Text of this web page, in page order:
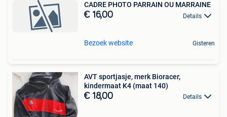
CADRE PHOTO PARRAIN OU MARRAINE
€ 16,00 Details
Bezoek website Gisteren
AVT sportjasje, merk Bioracer,
kindermaat K4 (maat 140)
€ 18,00 Details